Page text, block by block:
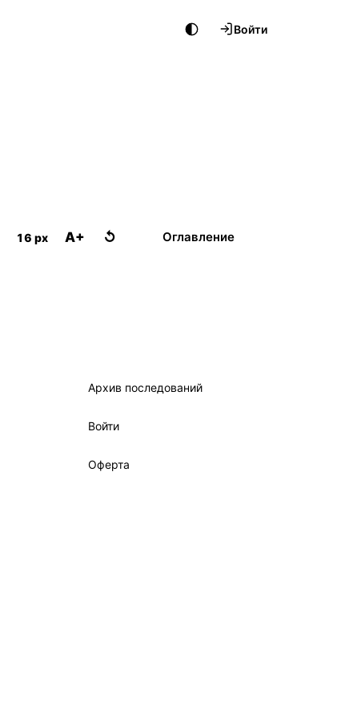
Войти
16 px A+ ↺ Оглавление
Архив последований
Войти
Оферта